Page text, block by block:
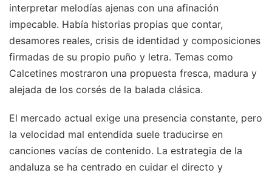
interpretar melodías ajenas con una afinación
impecable. Había historias propias que contar,
desamores reales, crisis de identidad y composiciones
firmadas de su propio puño y letra. Temas como
Calcetines mostraron una propuesta fresca, madura y
alejada de los corsés de la balada clásica.
El mercado actual exige una presencia constante, pero
la velocidad mal entendida suele traducirse en
canciones vacías de contenido. La estrategia de la
andaluza se ha centrado en cuidar el directo y